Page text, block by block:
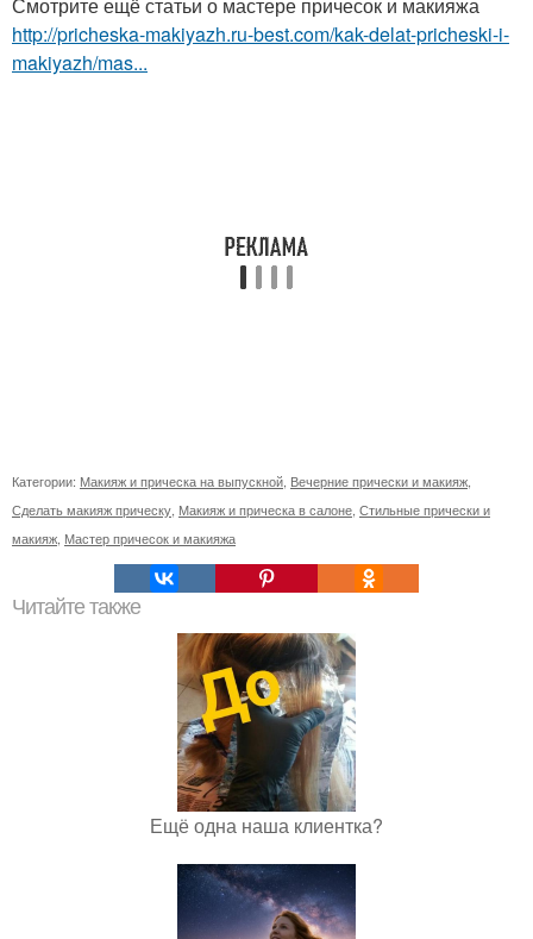
Смотрите ещё статьи о мастере причесок и макияжа
http://pricheska-makiyazh.ru-best.com/kak-delat-pricheski-i-
makiyazh/mas...
Категории: Макияж и прическа на выпускной Вечерние прически и макияж
Сделать макияж прическу Макияж и прическа в салоне Стильные прически и
макияж Мастер причесок и макияжа
Читайте также
Ещё одна наша клиентка?